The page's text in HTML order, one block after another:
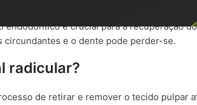
com o objetivo de salvar um dente
é crucial para a recuperação
e o dente pode perder-se.
radicular?
de retirar e remover o tecido pulpar